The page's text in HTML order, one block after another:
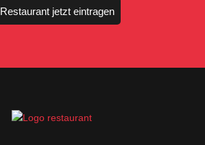
Restaurant jetzt eintragen